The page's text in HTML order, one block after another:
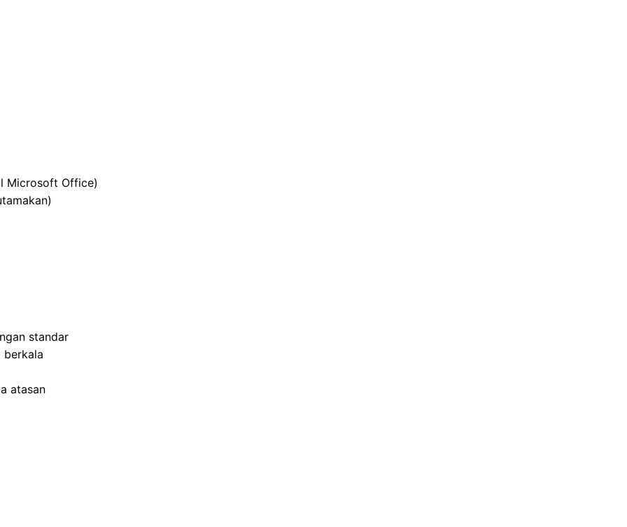
Microsoft Office)
standar
berkala
atasan